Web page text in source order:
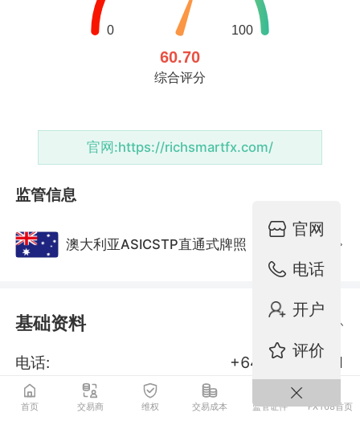
官网:https://richsmartfx.com/
监管信息
澳大利亚ASICSTP直通式牌照
基础资料
电话:
+64 9802 3421
邮箱:
support@richsmartfx.com
官网
电话
开户
评价
首页 交易商 维权 交易成本 监管证件 FX168首页